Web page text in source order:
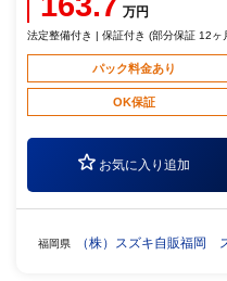
万円
法定整備付き | 保証付き (部分保証 12ヶ
パック料金あり
OK保証
お気に入り追加
福岡県 （株）スズキ自販福岡